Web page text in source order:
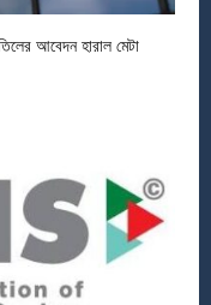
আবেদন হারাল মেটা